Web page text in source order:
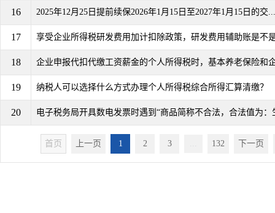
16 2025年12月25日提前续保2026年1月15日至2027年1月15日的交...
17 享受企业所得税研发费用加计扣除政策，研发费用辅助账是不
18 企业申报代扣代缴工资薪金的个人所得税时，基本养老保险和
19 纳税人可以选择什么方式办理个人所得税综合所得汇算清缴？
20 电子税务局开具数电发票时遇到“商品简称不合法，合法值为
首页 上一页 1 2 3 ... 132 下一页